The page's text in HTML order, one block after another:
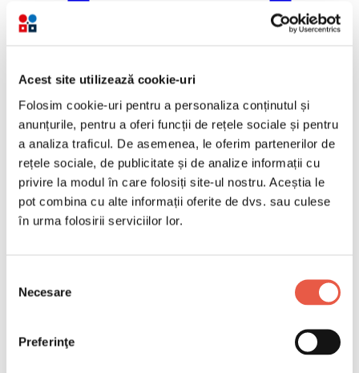
Acest site utilizează cookie-uri
Folosim cookie-uri pentru a personaliza conținutul și
anunțurile, pentru a oferi funcții de rețele sociale și pentru
a analiza traficul. De asemenea, le oferim partenerilor de
rețele sociale, de publicitate și de analize informații cu
privire la modul în care folosiți site-ul nostru. Aceștia le
pot combina cu alte informații oferite de dvs. sau culese
în urma folosirii serviciilor lor.
consimțământului
Necesare
Preferinţe